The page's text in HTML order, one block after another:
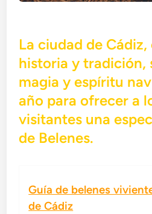
La ciudad de
historia y tradición,
magia y espíritu
año para ofrecer a
visitantes una
de Belenes.
Guía de belenes
de Cádiz